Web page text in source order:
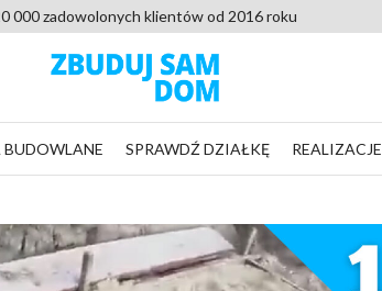
000 zadowolonych klientów od 2016 roku
BUDOWLANE SPRAWDŹ DZIAŁKĘ REALIZACJE